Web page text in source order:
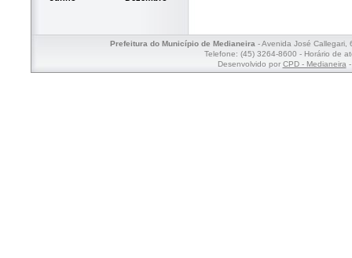
Prefeitura do Município de Medianeira- Avenida José Callegari,
Telefone: (45) 3264-8600 - Horário de
Desenvolvido por CPD - Medianeira-